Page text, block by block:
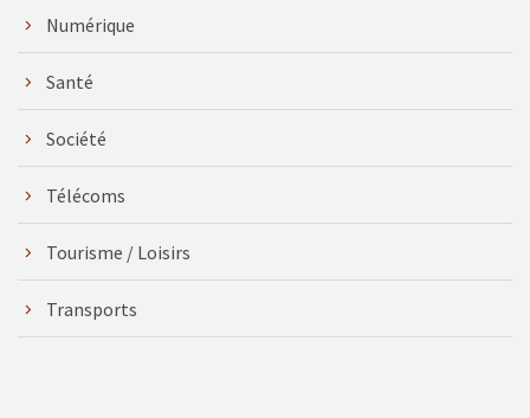
Numérique
Santé
Société
Télécoms
Tourisme / Loisirs
Transports